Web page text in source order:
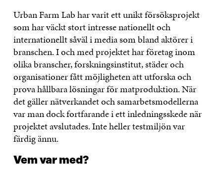
Urban Farm Lab har varit ett unikt försöksprojekt
som har väckt stort intresse nationellt och
internationellt såväl i media som bland aktörer i
branschen. I och med projektet har företag inom
olika branscher, forskningsinstitut, städer och
organisationer fått möjligheten att utforska och
prova hållbara lösningar för matproduktion. När
det gäller nätverkandet och samarbetsmodellerna
var man dock fortfarande i ett inledningsskede när
projektet avslutades. Inte heller testmiljön var
färdig ännu.
Vem var med?